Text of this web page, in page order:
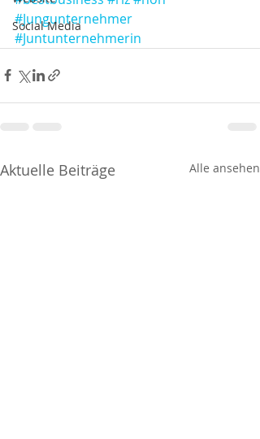
Social Media
#Jungunternehmer
#Juntunternehmerin
Aktuelle Beiträge Alle ansehen